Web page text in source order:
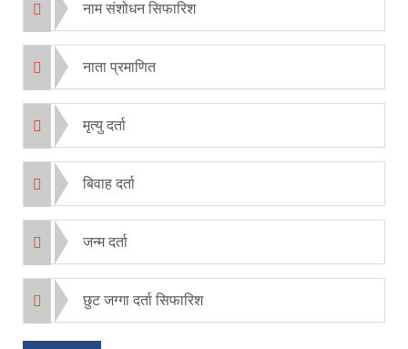
नाम संशोधन सिफारिश
नाता प्रमाणित
मृत्यु दर्ता
बिवाह दर्ता
जन्म दर्ता
छुट जग्गा दर्ता सिफारिश